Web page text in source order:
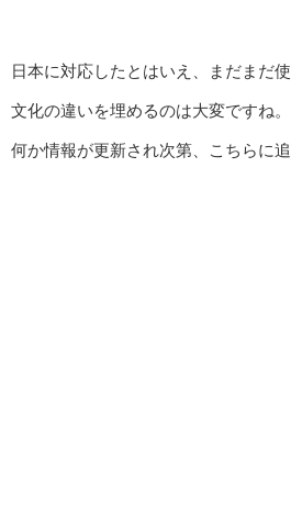
日本に対応したとはいえ、まだまだ
文化の違いを埋めるのは大変ですね。
何か情報が更新され次第、こちらに追